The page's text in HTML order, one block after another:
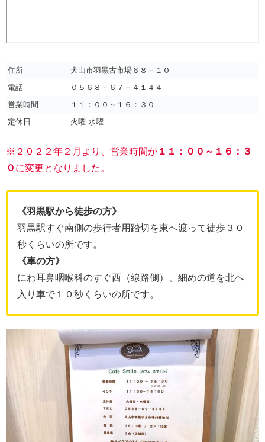
住所
犬山市羽黒古市場６８－１０
電話
０５６８－６７－４１４４
営業時間
１１：００～１６：３０
定休日
火曜 水曜
※２０２２年２月より、営業時間が １１：００～１６：３
０ に変更となりました。
《羽黒駅から徒歩の方》
羽黒駅すぐ南側の歩行者用踏切を東へ渡って徒歩３０
秒くらいの所です。
《車の方》
にわ耳鼻咽喉科のすぐ西（線路側）、細めの道を北へ
入り車で１０秒くらいの所です。